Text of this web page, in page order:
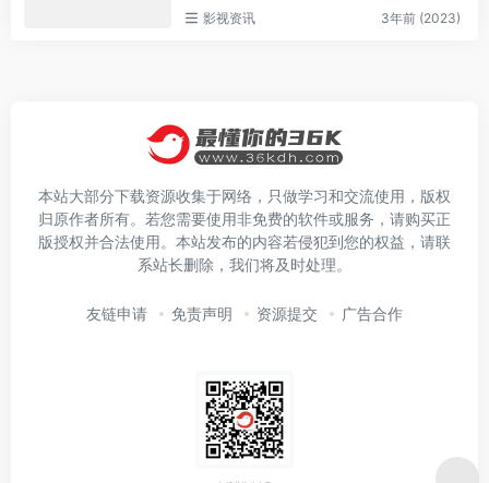
影视资讯 3年前 (2023)
本站大部分下载资源收集于网络，只做学习和交流使用，版权
归原作者所有。若您需要使用非免费的软件或服务，请购买正
版授权并合法使用。本站发布的内容若侵犯到您的权益，请联
系站长删除，我们将及时处理。
友链申请 免责声明 资源提交 广告合作